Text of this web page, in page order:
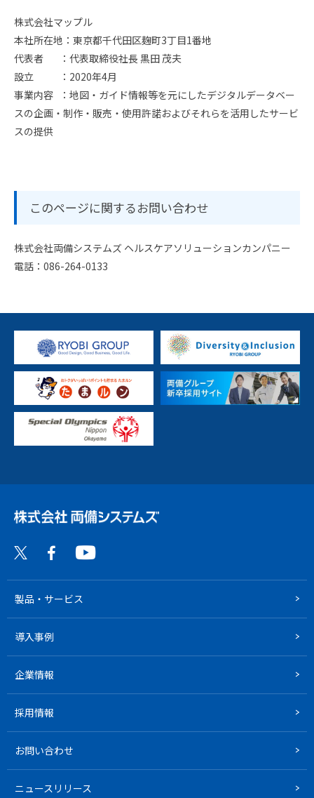
株式会社マップル
本社所在地：東京都千代田区麹町3丁目1番地
代表者 ：代表取締役社長 黒田 茂夫
設立 ：2020年4月
事業内容 ：地図・ガイド情報等を元にしたデジタルデータベー
スの企画・制作・販売・使用許諾およびそれらを活用したサービ
スの提供
このページに関するお問い合わせ
株式会社両備システムズ ヘルスケアソリューションカンパニー
電話：086-264-0133
製品・サービス
導入事例
企業情報
採用情報
お問い合わせ
ニュースリリース